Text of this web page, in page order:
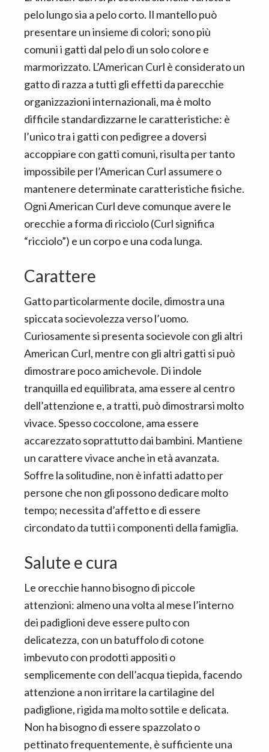
pelo lungo sia a pelo corto. Il mantello può
presentare un insieme di colori; sono più
comuni i gatti dal pelo di un solo colore e
marmorizzato. L’American Curl è considerato un
gatto di razza a tutti gli effetti da parecchie
organizzazioni internazionali, ma è molto
difficile standardizzarne le caratteristiche: è
l’unico tra i gatti con pedigree a doversi
accoppiare con gatti comuni, risulta per tanto
impossibile per l’American Curl assumere o
mantenere determinate caratteristiche fisiche.
Ogni American Curl deve comunque avere le
orecchie a forma di ricciolo (Curl significa
“ricciolo”) e un corpo e una coda lunga.
Carattere
Gatto particolarmente docile, dimostra una
spiccata socievolezza verso l’uomo.
Curiosamente si presenta socievole con gli altri
American Curl, mentre con gli altri gatti si può
dimostrare poco amichevole. Di indole
tranquilla ed equilibrata, ama essere al centro
dell’attenzione e, a tratti, può dimostrarsi molto
vivace. Spesso coccolone, ama essere
accarezzato soprattutto dai bambini. Mantiene
un carattere vivace anche in età avanzata.
Soffre la solitudine, non è infatti adatto per
persone che non gli possono dedicare molto
tempo; necessita d’affetto e di essere
circondato da tutti i componenti della famiglia.
Salute e cura
Le orecchie hanno bisogno di piccole
attenzioni: almeno una volta al mese l’interno
dei padiglioni deve essere pulto con
delicatezza, con un batuffolo di cotone
imbevuto con prodotti appositi o
semplicemente con dell’acqua tiepida, facendo
attenzione a non irritare la cartilagine del
padiglione, rigida ma molto sottile e delicata.
Non ha bisogno di essere spazzolato o
pettinato frequentemente, è sufficiente una